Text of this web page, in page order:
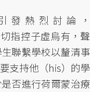
發熱烈討論，
指控子虛烏有，聲
聯繫學校以釐清事
支持他（his）的學
否進行荷爾蒙治療